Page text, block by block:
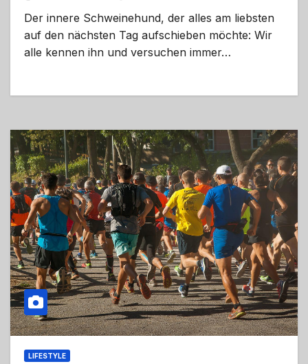
Der innere Schweinehund, der alles am liebsten
auf den nächsten Tag aufschieben möchte: Wir
alle kennen ihn und versuchen immer…
LIFESTYLE